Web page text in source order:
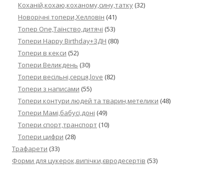
Коханій,кохаю,коханому,сину,татку (32)
Новорічні топери,Хелловін (41)
Топер One,Таїнство,дитячі (53)
Топери Happy Birthday+ЗДН (80)
Топери в кекси (52)
Топери Великдень (30)
Топери весільні,серця,love (82)
Топери з написами (55)
Топери контури людей та тварин,метелики (48)
Топери Мамі,бабусі,доні (49)
Топери спорт,транспорт (10)
Топери цифри (28)
Трафарети (33)
Форми для цукерок,випічки,євродесертів (53)